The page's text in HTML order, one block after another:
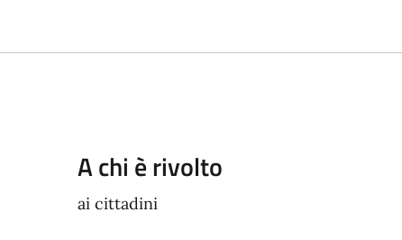
A chi è rivolto
ai cittadini